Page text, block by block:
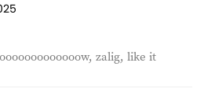
zalig, like it